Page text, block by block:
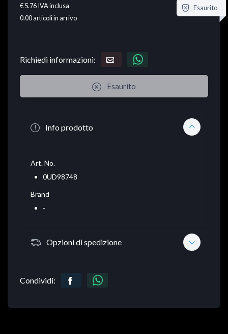
€ 5.76IVA inclusa
0.00articoli in arrivo
Esaurito
Richiedi informazioni:
Esaurito
Info prodotto
Art. No.
0UD98748
Brand
-
Opzioni di spedizione
Condividi: